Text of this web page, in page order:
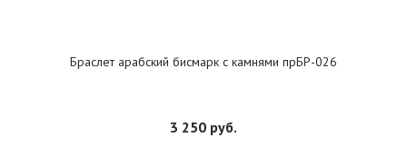
Браслет арабский бисмарк с камнями прБР-026
3 250 руб.